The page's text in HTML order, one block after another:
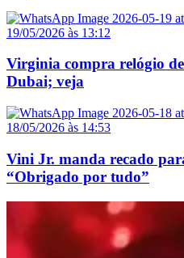
19/05/2026 às 13:12
Virginia compra relógio
Dubai; veja
18/05/2026 às 14:53
Vini Jr. manda recado
“Obrigado por tudo”